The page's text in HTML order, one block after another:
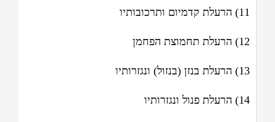
11) הרעלת קדמיום ותרכובותיו
12) הרעלת תחמוצת הפחמן
13) הרעלת בנזן (בנזול) ונגזרותיו
14) הרעלת פנול ונגזרותיו